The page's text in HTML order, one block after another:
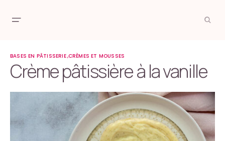
BASES EN PÂTISSERIE CRÈMES ET MOUSSES
Crème pâtissière à la vanille